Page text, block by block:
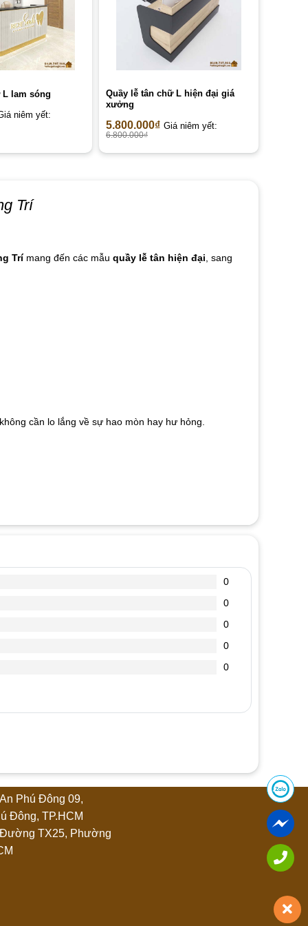
L lam sóng
niêm yết:
Quầy lễ tân chữ L hiện đại giá
xưởng
5.800.000₫ Giá niêm yết:
6.800.000₫
Trí
Trímang đến các mẫu quầy lễ tân hiện đại , sang
cần lo lắng về sự hao mòn hay hư hỏng.
0
0
0
0
0
Phú Đông 09,
Đông, TP.HCM
TX25, Phường